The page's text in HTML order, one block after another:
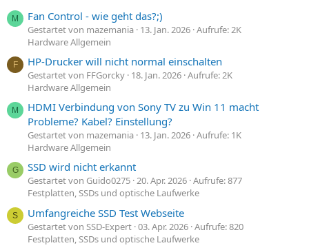
M Fan Control - wie geht das?;)
Gestartet von mazemania 13. Jan. 2026 Aufrufe: 2K
Hardware Allgemein
F HP-Drucker will nicht normal einschalten
Gestartet von FFGorcky 18. Jan. 2026 Aufrufe: 2K
Hardware Allgemein
M
HDMI Verbindung von Sony TV zu Win 11 macht
Probleme? Kabel? Einstellung?
Gestartet von mazemania 13. Jan. 2026 Aufrufe: 1K
Hardware Allgemein
G SSD wird nicht erkannt
Gestartet von Guido0275 20. Apr. 2026 Aufrufe: 877
Festplatten, SSDs und optische Laufwerke
S Umfangreiche SSD Test Webseite
Gestartet von SSD-Expert 03. Apr. 2026 Aufrufe: 820
Festplatten, SSDs und optische Laufwerke